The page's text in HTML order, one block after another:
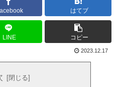
はてブ
LINE コピー
2023.12.17